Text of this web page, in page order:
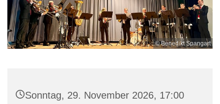
© Benedikt Spangart
Sonntag, 29. November 2026, 17:00